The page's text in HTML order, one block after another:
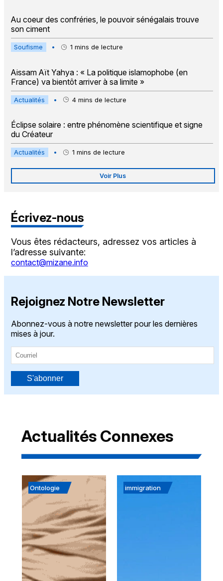
Au coeur des confréries, le pouvoir sénégalais trouve
son ciment
Soufisme • 1 mins de lecture
Aissam Aït Yahya : « La politique islamophobe (en
France) va bientôt arriver à sa limite »
Actualités • 4 mins de lecture
Éclipse solaire : entre phénomène scientifique et signe
du Créateur
Actualités • 1 mins de lecture
Voir Plus
Écrivez-nous
Vous êtes rédacteurs, adressez vos articles à
l’adresse suivante:
contact@mizane.info
Rejoignez Notre Newsletter
Abonnez-vous à notre newsletter pour les dernières
mises à jour.
S'abonner
Actualités Connexes
Ontologie immigration